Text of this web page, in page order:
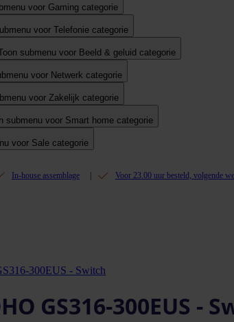
voor Gaming categorie
voor Telefonie categorie
submenu voor Beeld & geluid categorie
voor Netwerk categorie
voor Zakelijk categorie
submenu voor Smart home categorie
voor Sale categorie
In-house assemblage Voor 23.00 uur besteld, volgende
300EUS - Switch
GS316-300EUS -